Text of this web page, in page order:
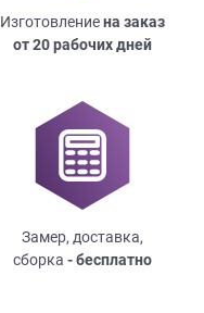
Изготовлениена заказ
от 20 рабочих дней
Замер, доставка,
сборка - бесплатно